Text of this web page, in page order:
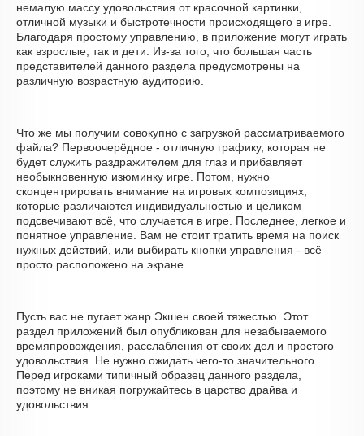
немалую массу удовольствия от красочной картинки,
отличной музыки и быстротечности происходящего в игре.
Благодаря простому управлению, в приложение могут играть
как взрослые, так и дети. Из-за того, что большая часть
представителей данного раздела предусмотрены на
различную возрастную аудиторию.
Что же мы получим совокупно с загрузкой рассматриваемого
файла? Первоочерёдное - отличную графику, которая не
будет служить раздражителем для глаз и прибавляет
необыкновенную изюминку игре. Потом, нужно
сконцентрировать внимание на игровых композициях,
которые различаются индивидуальностью и целиком
подсвечивают всё, что случается в игре. Последнее, легкое и
понятное управление. Вам не стоит тратить время на поиск
нужных действий, или выбирать кнопки управления - всё
просто расположено на экране.
Пусть вас не пугает жанр Экшен своей тяжестью. Этот
раздел приложений был опубликован для незабываемого
времяпровождения, расслабления от своих дел и простого
удовольствия. Не нужно ожидать чего-то значительного.
Перед игроками типичный образец данного раздела,
поэтому не вникая погружайтесь в царство драйва и
удовольствия.